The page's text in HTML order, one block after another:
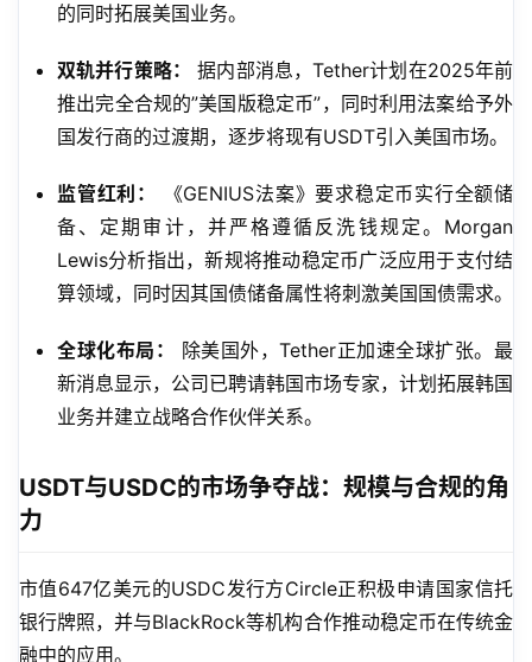
的同时拓展美国业务。
双轨并行策略：
据内部消息，Tether计划在2025年前
推出完全合规的”美国版稳定币”，同时利用法案给予外
国发行商的过渡期，逐步将现有USDT引入美国市场。
监管红利：
《GENIUS法案》要求稳定币实行全额储
备、定期审计，并严格遵循反洗钱规定。Morgan
Lewis分析指出，新规将推动稳定币广泛应用于支付结
算领域，同时因其国债储备属性将刺激美国国债需求。
全球化布局：
除美国外，Tether正加速全球扩张。最
新消息显示，公司已聘请韩国市场专家，计划拓展韩国
业务并建立战略合作伙伴关系。
USDT与USDC的市场争夺战：规模与合规的角
力
市值647亿美元的USDC发行方Circle正积极申请国家信托
银行牌照，并与BlackRock等机构合作推动稳定币在传统金
融中的应用。